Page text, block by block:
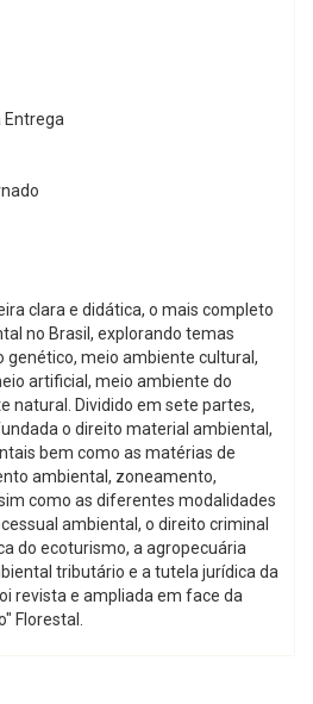
Entrega
clara e didática, o mais completo
no Brasil, explorando temas
genético, meio ambiente cultural,
artificial, meio ambiente do
natural. Dividido em sete partes,
o direito material ambiental,
bem como as matérias de
ambiental, zoneamento,
como as diferentes modalidades
ambiental, o direito criminal
do ecoturismo, a agropecuária
tributário e a tutela jurídica da
revista e ampliada em face da
Florestal.